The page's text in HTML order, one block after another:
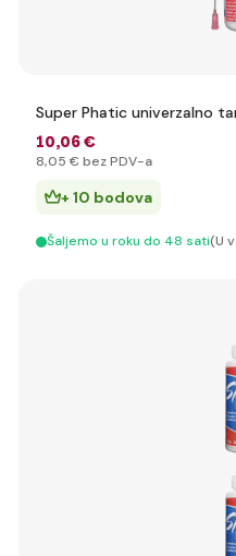
Super Phatic univerzalno
10,06 €
8,05 € bez PDV-a
+ 10 bodova
Šaljemo u roku do 48 sati(U